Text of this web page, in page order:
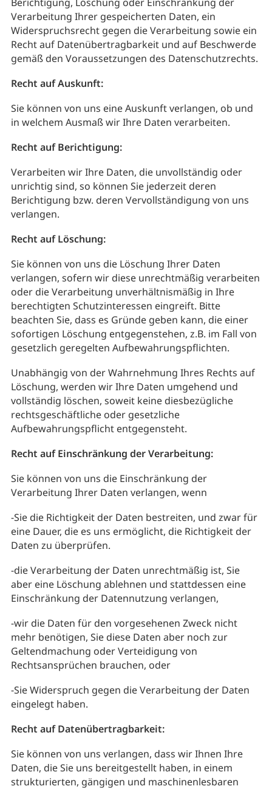
Verarbeitung Ihrer gespeicherten Daten, ein
Widerspruchsrecht gegen die Verarbeitung sowie ein
Recht auf Datenübertragbarkeit und auf Beschwerde
gemäß den Voraussetzungen des Datenschutzrechts.
Recht auf Auskunft:
Sie können von uns eine Auskunft verlangen, ob und
in welchem Ausmaß wir Ihre Daten verarbeiten.
Recht auf Berichtigung:
Verarbeiten wir Ihre Daten, die unvollständig oder
unrichtig sind, so können Sie jederzeit deren
Berichtigung bzw. deren Vervollständigung von uns
verlangen.
Recht auf Löschung:
Sie können von uns die Löschung Ihrer Daten
verlangen, sofern wir diese unrechtmäßig verarbeiten
oder die Verarbeitung unverhältnismäßig in Ihre
berechtigten Schutzinteressen eingreift. Bitte
beachten Sie, dass es Gründe geben kann, die einer
sofortigen Löschung entgegenstehen, z.B. im Fall von
gesetzlich geregelten Aufbewahrungspflichten.
Unabhängig von der Wahrnehmung Ihres Rechts auf
Löschung, werden wir Ihre Daten umgehend und
vollständig löschen, soweit keine diesbezügliche
rechtsgeschäftliche oder gesetzliche
Aufbewahrungspflicht entgegensteht.
Recht auf Einschränkung der Verarbeitung:
Sie können von uns die Einschränkung der
Verarbeitung Ihrer Daten verlangen, wenn
-​Sie die Richtigkeit der Daten bestreiten, und zwar für
eine Dauer, die es uns ermöglicht, die Richtigkeit der
Daten zu überprüfen.
-​die Verarbeitung der Daten unrechtmäßig ist, Sie
aber eine Löschung ablehnen und stattdessen eine
Einschränkung der Datennutzung verlangen,
-​wir die Daten für den vorgesehenen Zweck nicht
mehr benötigen, Sie diese Daten aber noch zur
Geltendmachung oder Verteidigung von
Rechtsansprüchen brauchen, oder
-​Sie Widerspruch gegen die Verarbeitung der Daten
eingelegt haben.
Recht auf Datenübertragbarkeit:
Sie können von uns verlangen, dass wir Ihnen Ihre
Daten, die Sie uns bereitgestellt haben, in einem
strukturierten, gängigen und maschinenlesbaren